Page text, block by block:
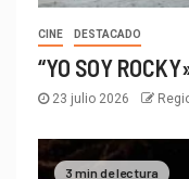
CINE DESTACADO
“YO SOY
23 julio 2026
3 min de lectura